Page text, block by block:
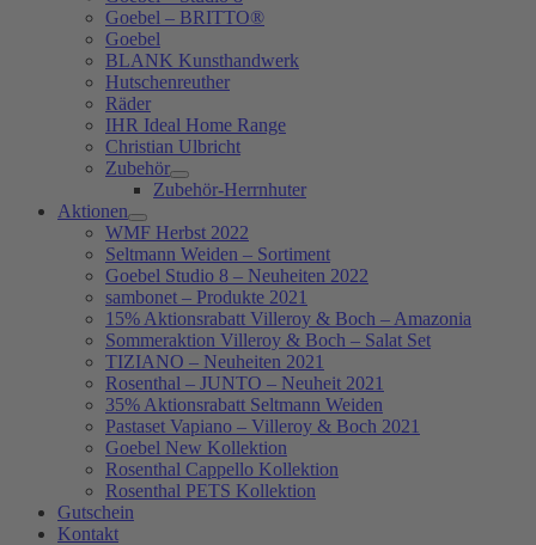
Goebel – BRITTO®
Goebel
BLANK Kunsthandwerk
Hutschenreuther
Räder
IHR Ideal Home Range
Christian Ulbricht
Zubehör
Zubehör-Herrnhuter
Aktionen
WMF Herbst 2022
Seltmann Weiden – Sortiment
Goebel Studio 8 – Neuheiten 2022
sambonet – Produkte 2021
15% Aktionsrabatt Villeroy & Boch – Amazonia
Sommeraktion Villeroy & Boch – Salat Set
TIZIANO – Neuheiten 2021
Rosenthal – JUNTO – Neuheit 2021
35% Aktionsrabatt Seltmann Weiden
Pastaset Vapiano – Villeroy & Boch 2021
Goebel New Kollektion
Rosenthal Cappello Kollektion
Rosenthal PETS Kollektion
Gutschein
Kontakt